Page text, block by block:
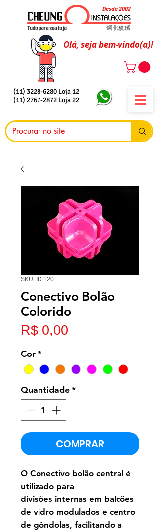
Desde 2002
Olá, seja bem-vindo(a)!
(11) 3228-6280 Loja 12
(11) 2767-2872 Loja 22
SKU: ID 120
Conectivo Bolão
Colorido
R$ 0,00
Cor*
Quantidade*
COMPRAR
O Conectivo bolão central é
utilizado para
divisões internas em balcões
de vidro modulados e centro
de gôndolas, facilitando a